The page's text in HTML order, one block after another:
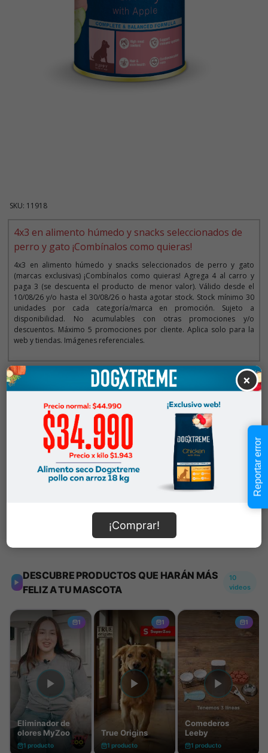
SKU: 11918
4x3 en alimento húmedo y snacks seleccionados de
perro y gato ¡Combínalos como quieras!
4x3 en alimento húmedo y snacks seleccionados de perro y gato
(marcas exclusivas) ¡Combínalos como quieras! Agrega 4 al carro y
paga 3 (se descuenta el producto de menor valor). Válido desde el
10/08/26 y/o hasta el 30/08/26 o hasta agotar stock. Stock mínimo 30
unidades por cada categoría/marca en promoción. Sujeto a
disponibilidad. No acumulables con otras promociones y/o
descuentos. Máximo 5 promociones por cliente. Aplica solo para la
web y tiendas. Imágenes referenciales.
Cantidad:
$2.990
En Stock
Añadir al carrito
Información de envío
×
¡Comprar!
Reportar error